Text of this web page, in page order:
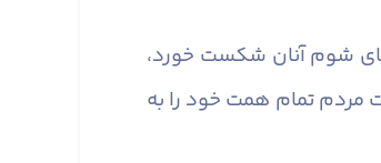
نقشه‌های شوم آنان شکست خورد،
مردم تمام همت خود را به